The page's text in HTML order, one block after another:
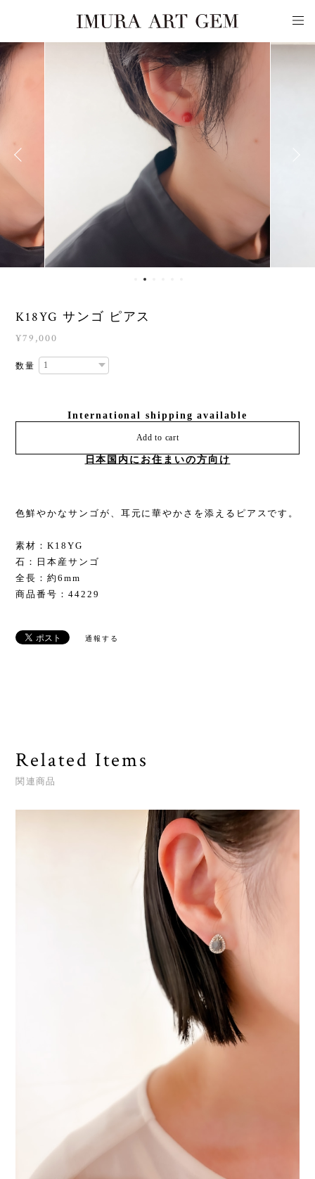
K18YG サンゴ ピアス
¥79,000
数量
International shipping available
Add to cart
日本国内にお住まいの方向け
色鮮やかなサンゴが、耳元に華やかさを添えるピアスです。
素材：K18YG
石：日本産サンゴ
全長：約6mm
商品番号：44229
通報する
Related Items
関連商品